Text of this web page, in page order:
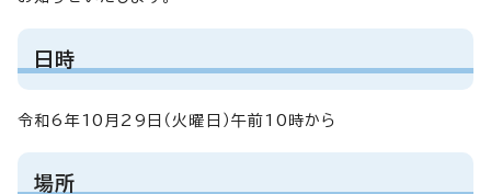
日時
令和6年10月29日（火曜日）午前10時から
場所